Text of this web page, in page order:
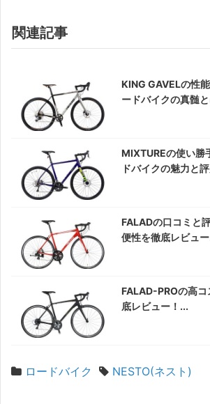
関連記事
KING GAVELの性
ードバイクの真髄
MIXTUREの使い勝
ドバイクの魅力と
FALADの口コミと
便性を徹底レビュ
FALAD-PROの高
底レビュー！...
ロードバイク NESTO(ネスト)